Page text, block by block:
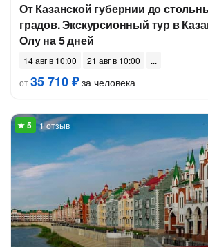
От Казанской губернии до
градов. Экскурсионный тур в
Олу на 5 дней
14 авг в 10:00
21 авг в 10:00
от35 710 ₽за человека
1 отзыв